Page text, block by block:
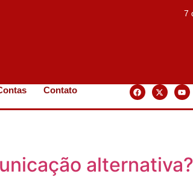
7
Contato
alternativa?